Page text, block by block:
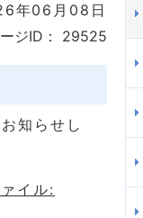
年06月08日
ジID：
29525
知らせし
イル: